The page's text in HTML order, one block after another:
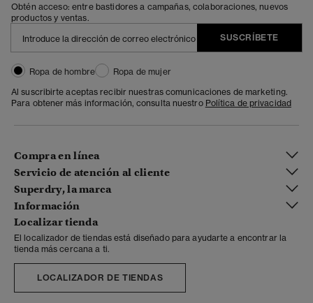
Obtén acceso: entre bastidores a campañas, colaboraciones, nuevos
productos y ventas.
SUSCRÍBETE
Ropa de hombre
Ropa de mujer
Al suscribirte aceptas recibir nuestras comunicaciones de marketing.
Para obtener más información, consulta nuestro Política de privacidad
Compra en línea
Servicio de atención al cliente
Superdry, la marca
Información
Localizar tienda
El localizador de tiendas está diseñado para ayudarte a encontrar la
tienda más cercana a ti.
LOCALIZADOR DE TIENDAS